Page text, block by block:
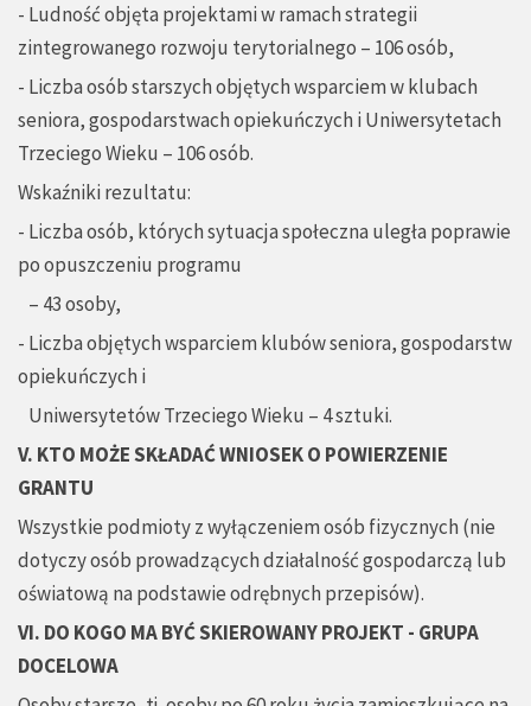
- Ludność objęta projektami w ramach strategii
zintegrowanego rozwoju terytorialnego – 106 osób,
- Liczba osób starszych objętych wsparciem w klubach
seniora, gospodarstwach opiekuńczych i Uniwersytetach
Trzeciego Wieku – 106 osób.
Wskaźniki rezultatu:
- Liczba osób, których sytuacja społeczna uległa poprawie
po opuszczeniu programu
– 43 osoby,
- Liczba objętych wsparciem klubów seniora, gospodarstw
opiekuńczych i
Uniwersytetów Trzeciego Wieku – 4 sztuki.
V. KTO MOŻE SKŁADAĆ WNIOSEK O POWIERZENIE
GRANTU
Wszystkie podmioty z wyłączeniem osób fizycznych (nie
dotyczy osób prowadzących działalność gospodarczą lub
oświatową na podstawie odrębnych przepisów).
VI. DO KOGO MA BYĆ SKIEROWANY PROJEKT - GRUPA
DOCELOWA